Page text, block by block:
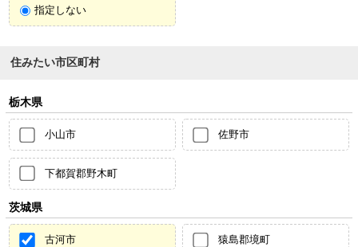
指定しない
住みたい市区町村
栃木県
小山市 佐野市
下都賀郡野木町
茨城県
古河市 猿島郡境町